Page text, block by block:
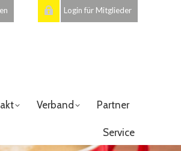
Login für Mitglieder
Verband Partner
Service